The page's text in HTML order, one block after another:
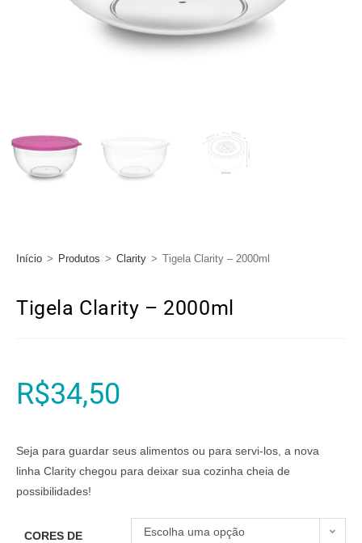
Início > Produtos > Clarity > Tigela Clarity – 2000ml
Tigela Clarity – 2000ml
R$34,50
Seja para guardar seus alimentos ou para servi-los, a nova
linha Clarity chegou para deixar sua cozinha cheia de
possibilidades!
CORES DE
Escolha uma opção